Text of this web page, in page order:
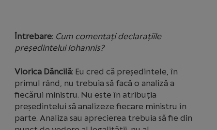
Întrebare: Cum comentați declarațiile
președintelui Iohannis?
Viorica Dăncilă: Eu cred că președintele, în
primul rând, nu trebuia să facă o analiză a
fiecărui ministru. Nu este în atribuția
președintelui să analizeze fiecare ministru în
parte. Analiza sau aprecierea trebuia să fie din